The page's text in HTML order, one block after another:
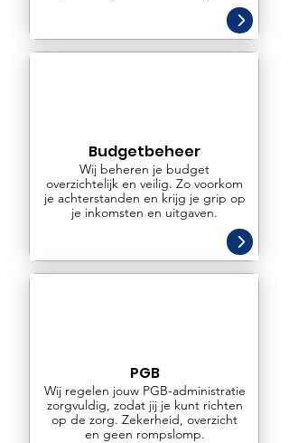
Budgetbeheer
Wij beheren je budget
overzichtelijk en veilig. Zo voorkom
je achterstanden en krijg je grip op
je inkomsten en uitgaven.
PGB
Wij regelen jouw PGB-administratie
zorgvuldig, zodat jij je kunt richten
op de zorg. Zekerheid, overzicht
en geen rompslomp.